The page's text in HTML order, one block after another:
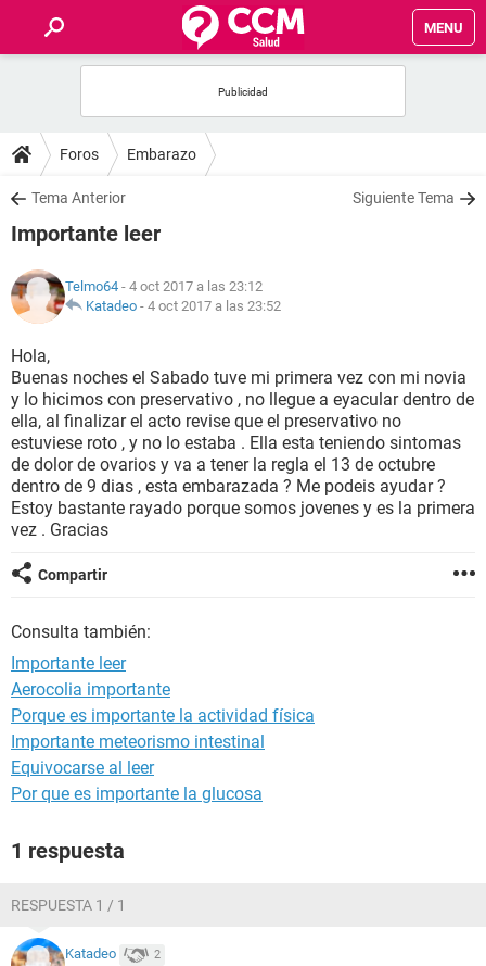
MENU
FOROS
SALUD
FAMILIA
NUTRICIÓN
BIENESTAR
SEXUALIDAD
GLOSARIO
Foros Embarazo
Tema Anterior Siguiente Tema
Importante leer
Telmo64 - 4 oct 2017 a las 23:12
Katadeo - 4 oct 2017 a las 23:52
Hola,
Buenas noches el Sabado tuve mi primera vez con mi novia
y lo hicimos con preservativo , no llegue a eyacular dentro de
ella, al finalizar el acto revise que el preservativo no
estuviese roto , y no lo estaba . Ella esta teniendo sintomas
de dolor de ovarios y va a tener la regla el 13 de octubre
dentro de 9 dias , esta embarazada ? Me podeis ayudar ?
Estoy bastante rayado porque somos jovenes y es la primera
vez . Gracias
Compartir
Consulta también:
Importante leer
Aerocolia importante
Porque es importante la actividad física
Importante meteorismo intestinal
Equivocarse al leer
Por que es importante la glucosa
1 respuesta
RESPUESTA 1 / 1
Katadeo 2